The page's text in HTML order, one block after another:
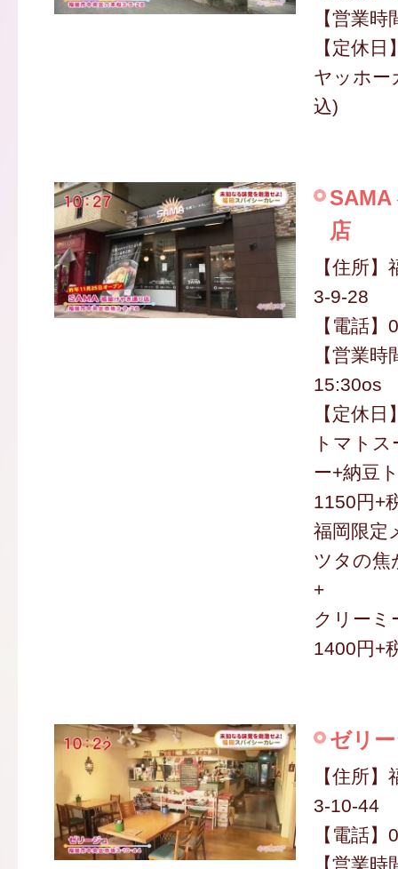
【営業
【定休
ヤッホー
込)
SAMA
店
【住所
3-9-28
【電話
【営業
15:30os
【定休日
トマト
ー+納豆
1150円+
福岡限定
ツタの焦
+
クリーミ
1400円+
ゼリ
【住所
3-10-44
【電話
【営業